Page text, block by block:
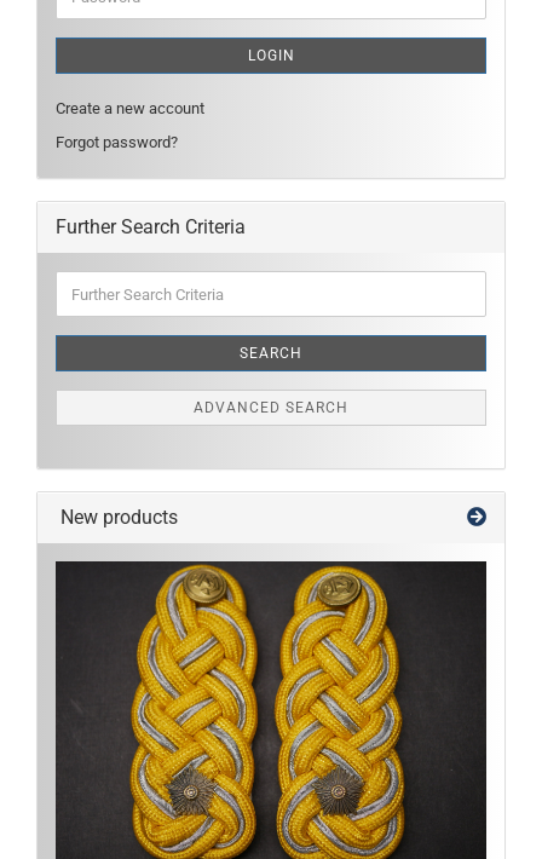
LOGIN
Create a new account
Forgot password?
Further Search Criteria
Search
SEARCH
ADVANCED SEARCH
New products